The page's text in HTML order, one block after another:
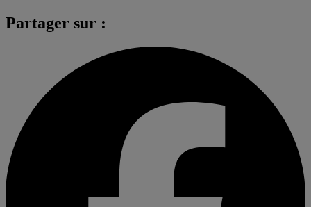
Partager sur :